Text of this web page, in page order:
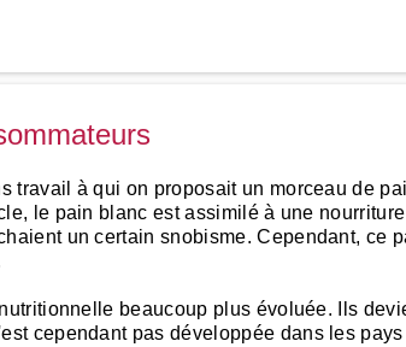
travail à qui on proposait un morceau de
le pain blanc est assimilé à une
un certain snobisme. Cependant, ce
beaucoup plus évoluée. Ils
cependant pas développée dans les